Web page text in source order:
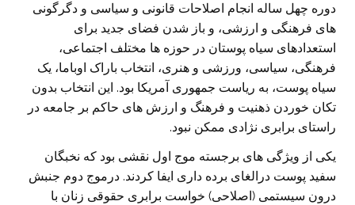
دوره چهل ساله انجام اصلاحات قانونی و سیاسی و دگرگونی
های فرهنگی و ارزشی، و باز شدن فضای جدید برای
استعدادهای سیاه پوستان در حوزه ها مختلف اجتماعی،
فرهنگی، سیاسی، ورزشی و هنری، انتخاب باراک اوباما، یک
سیاه پوست، به ریاست جمهوری آمریکا بود. این انتخاب بدون
تکان خوردن ذهنیت و فرهنگ و ارزش های حاکم بر جامعه در
راستای برابری نژادی ممکن نبود.
یکی از ویژگی های برجسته موج اول نقشی بود که نخبگان
سفید پوست درالغای برده داری ایفا کردند. درموج دوم جنبش
درون سیستمی (اصلاحی) خواست برابری حقوقی زنان با